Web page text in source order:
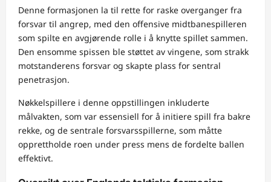
Denne formasjonen la til rette for raske overganger fra
forsvar til angrep, med den offensive midtbanespilleren
som spilte en avgjørende rolle i å knytte spillet sammen.
Den ensomme spissen ble støttet av vingene, som strakk
motstanderens forsvar og skapte plass for sentral
penetrasjon.
Nøkkelspillere i denne oppstillingen inkluderte
målvakten, som var essensiell for å initiere spill fra bakre
rekke, og de sentrale forsvarsspillerne, som måtte
opprettholde roen under press mens de fordelte ballen
effektivt.